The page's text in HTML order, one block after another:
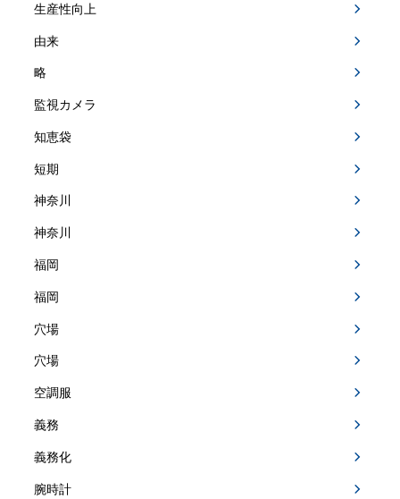
生産性向上
由来
略
監視カメラ
知恵袋
短期
神奈川
神奈川
福岡
福岡
穴場
穴場
空調服
義務
義務化
腕時計